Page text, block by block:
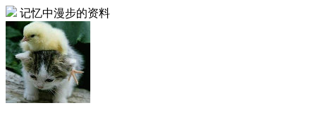
记忆中漫步的资料